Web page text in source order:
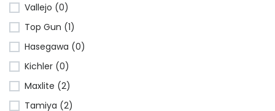
Vallejo (0)
Top Gun (1)
Hasegawa (0)
Kichler (0)
Maxlite (2)
Tamiya (2)